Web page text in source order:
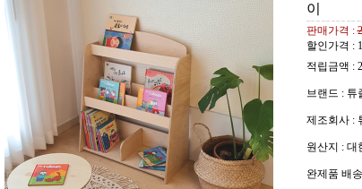
이
판매가격 :
할인가격 :
적립금액 :
브랜드 : 튜
제조회사 :
원산지 : 대
완제품 배